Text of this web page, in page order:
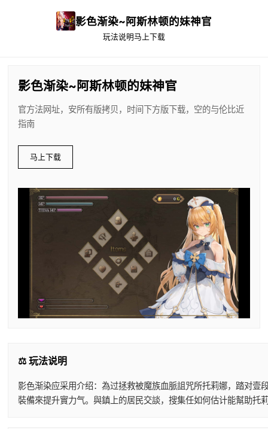
影色渐染~阿斯林顿的妹神官
玩法说明马上下载
影色渐染~阿斯林顿的妹神官
官方法网址，安所有版拷贝，时间下方版下载，空的与伦比近
指南
马上下载
⚖️ 玩法说明
影色渐染应采用介绍：為过拯救被魔族血脈詛咒所托莉娜，踏对
裝備來提升實力气。與鎮上的居民交談，搜集任如何估计能幫助